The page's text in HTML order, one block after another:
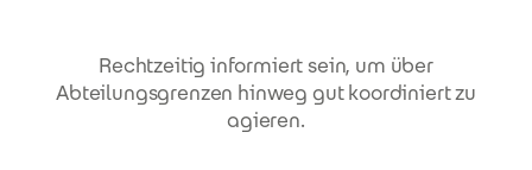
Rechtzeitig informiert sein, um über
Abteilungsgrenzen hinweg gut koordiniert zu
agieren.